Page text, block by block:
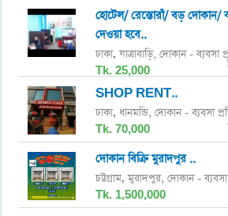
হোটেল/ রেস্তোরাঁ/ বড় দোকান/
দেওয়া হবে..
ঢাকা,যাত্রাবাড়ি, দোকান - ব্যবসা
Tk. 25,000
SHOP RENT..
ঢাকা, ধানমন্ডি, দোকান - ব্যবসা
Tk. 70,000
দোকান বিক্রি মুরাদপুর ..
চট্টগ্রাম,মুরাদপুর, দোকান - ব্যবসা
Tk. 1,500,000